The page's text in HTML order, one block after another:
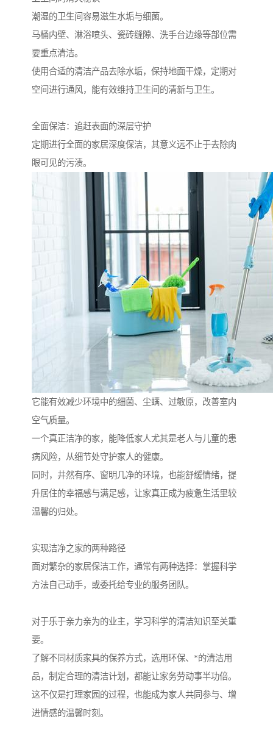
潮湿的卫生间容易滋生水垢与细菌。
马桶内壁、淋浴喷头、瓷砖缝隙、洗手台边缘等部位需
要重点清洁。
使用合适的清洁产品去除水垢，保持地面干燥，定期对
空间进行通风，能有效维持卫生间的清新与卫生。
全面保洁：追赶表面的深层守护
定期进行全面的家居深度保洁，其意义远不止于去除肉
眼可见的污渍。
它能有效减少环境中的细菌、尘螨、过敏原，改善室内
空气质量。
一个真正洁净的家，能降低家人尤其是老人与儿童的患
病风险，从细节处守护家人的健康。
同时，井然有序、窗明几净的环境，也能舒缓情绪，提
升居住的幸福感与满足感，让家真正成为疲惫生活里较
温馨的归处。
实现洁净之家的两种路径
面对繁杂的家居保洁工作，通常有两种选择：掌握科学
方法自己动手，或委托给专业的服务团队。
对于乐于亲力亲为的业主，学习科学的清洁知识至关重
要。
了解不同材质家具的保养方式，选用环保、*的清洁用
品，制定合理的清洁计划，都能让家务劳动事半功倍。
这不仅是打理家园的过程，也能成为家人共同参与、增
进情感的温馨时刻。